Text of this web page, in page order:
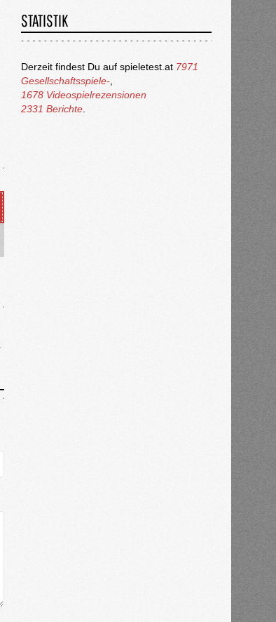
STATISTIK
Derzeit findest Du auf spieletest.at 7971
Gesellschaftsspiele-,
1678 Videospielrezensionen
2331 Berichte.